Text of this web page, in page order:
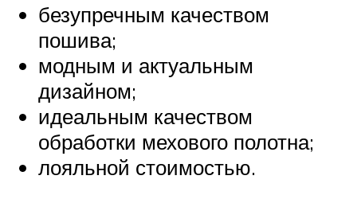
безупречным качеством
пошива;
модным и актуальным
дизайном;
идеальным качеством
обработки мехового полотна;
лояльной стоимостью.